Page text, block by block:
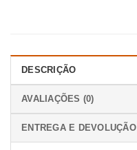
DESCRIÇÃO
AVALIAÇÕES (0)
ENTREGA E DEVOLUÇÃO